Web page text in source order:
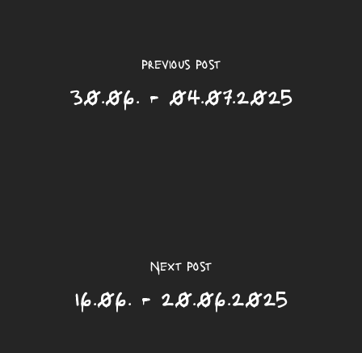
Previous Post
30.06. - 04.07.2025
Next Post
16.06. - 20.06.2025